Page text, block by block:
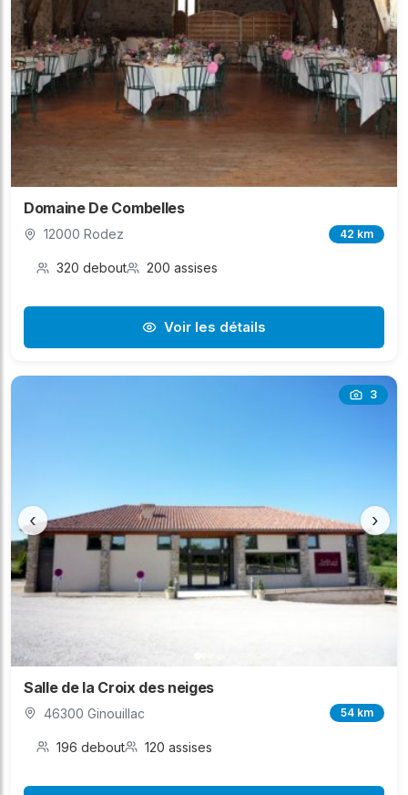
Domaine De Combelles
12000 Rodez 42 km
320 debout 200 assises
Voir les détails
3
‹ ›
Salle de la Croix des neiges
46300 Ginouillac 54 km
196 debout 120 assises